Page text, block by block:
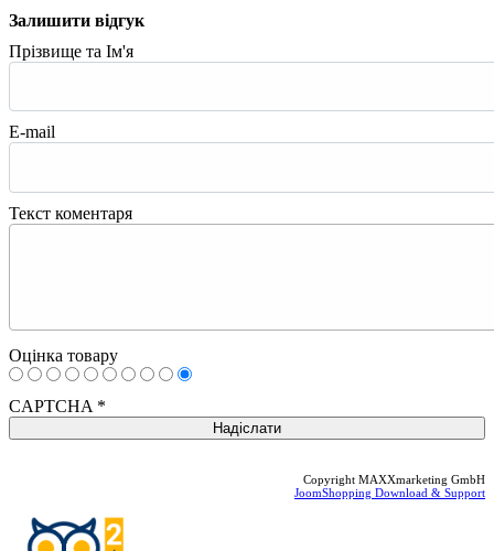
Залишити відгук
Прізвище та Ім'я
E-mail
Текст коментаря
Оцінка товару
CAPTCHA *
Copyright MAXXmarketing GmbH
JoomShopping Download & Support